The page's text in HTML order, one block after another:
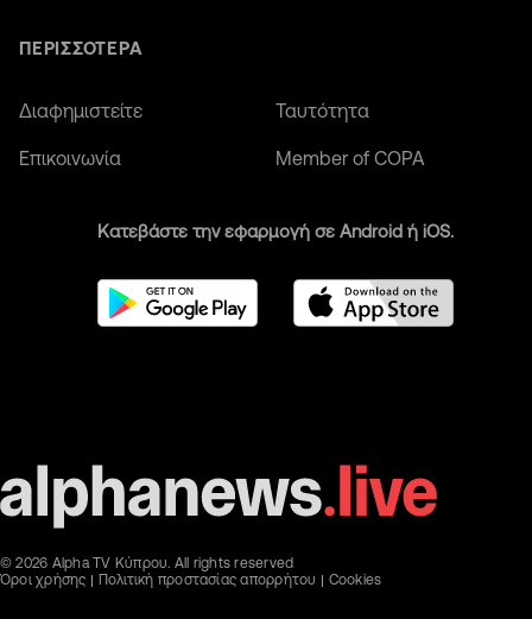
ΠΕΡΙΣΣΟΤΕΡΑ
Διαφημιστείτε Ταυτότητα
Επικοινωνία Member of COPA
Κατεβάστε την εφαρμογή σε Android ή iOS.
© 2026 Alpha TV Κύπρου. All rights reserved
Όροι χρήσης
Πολιτική προστασίας απορρήτου Cookies